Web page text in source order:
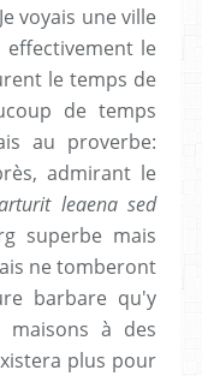
voyais une ville
le
le temps de
de temps
au proverbe:
admirant le
leaena sed
superbe mais
ne tomberont
barbare qu'y
à des
plus pour